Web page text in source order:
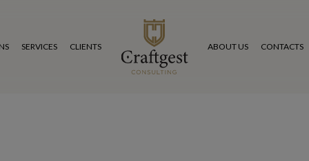
SERVICES CLIENTS ABOUT US CONTACTS